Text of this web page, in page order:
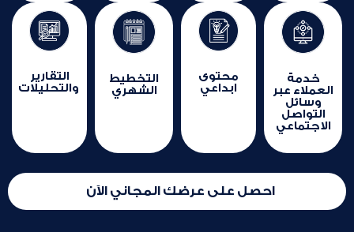
خدمة
العملاء عبر
وسائل
التواصل
الاجتماعي
محتوى
ابداعي
التخطيط
الشهري
التقارير
والتحليلات
احصل على عرضك المجاني الآن